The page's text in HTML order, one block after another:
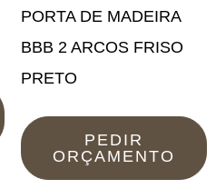
PORTA DE MADEIRA
BBB 2 ARCOS FRISO
PRETO
PEDIR
ORÇAMENTO